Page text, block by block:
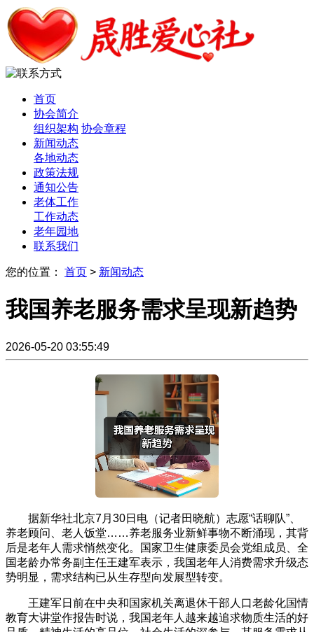
首页
协会简介
组织架构 协会章程
新闻动态
各地动态
政策法规
通知公告
老体工作
工作动态
老年园地
联系我们
您的位置： 首页 > 新闻动态
我国养老服务需求呈现新趋势
2026-05-20 03:55:49
据新华社北京7月30日电（记者田晓航）志愿“话聊队”、
养老顾问、老人饭堂……养老服务业新鲜事物不断涌现，其背
后是老年人需求悄然变化。国家卫生健康委员会党组成员、全
国老龄办常务副主任王建军表示，我国老年人消费需求升级态
势明显，需求结构已从生存型向发展型转变。
王建军日前在中央和国家机关离退休干部人口老龄化国情
教育大讲堂作报告时说，我国老年人越来越追求物质生活的好